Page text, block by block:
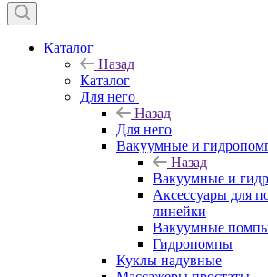
Каталог
Назад
Каталог
Для него
Назад
Для него
Вакуумные и
Назад
Вакуумные и
Аксессуары для
линейки
Вакуумные
Гидропомпы
Куклы надувные